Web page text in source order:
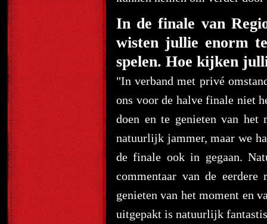
In de finale van
wisten jullie enorm
spelen. Hoe kijken
"In verband met privé
ons voor de halve finale niet
doen en te genieten van het
natuurlijk jammer, maar we
de finale ook in gegaan.
commentaar van de
genieten van het moment en
uitgepakt is natuurlijk